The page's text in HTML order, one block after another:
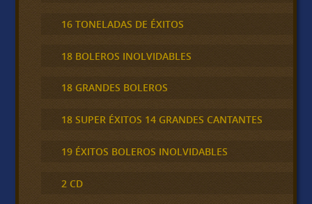
16 TONELADAS DE ÉXITOS
18 BOLEROS INOLVIDABLES
18 GRANDES BOLEROS
18 SUPER ÉXITOS 14 GRANDES CANTANTES
19 ÉXITOS BOLEROS INOLVIDABLES
2 CD